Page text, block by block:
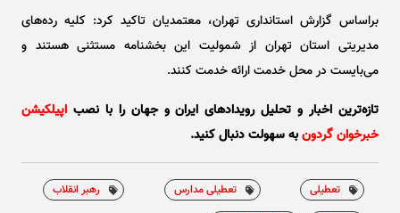
براساس گزارش استانداری تهران، معتمدیان تاکید کرد: کلیه رده‌های
مدیریتی استان تهران از شمولیت این بخشنامه مستثنی هستند و
می‌بایست در محل خدمت ارائه خدمت کنند.
تازه‌ترین اخبار و تحلیل‌ رویدادهای ایران و جهان را با نصب اپیلکیشن
خبرخوان گردونبه سهولت دنبال کنید.
تعطیلی تعطیلی مدارس
رهبر انقلاب